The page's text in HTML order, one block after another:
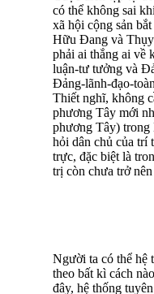
có thể không sai
xã hội cộng sản
Hữu Đang và Thụy
phải ai thắng ai về
luận-tư tưởng và
Đảng-lãnh-đạo-
Thiết nghĩ, không
phương Tây mới
phương Tây) trong
hỏi dân chủ của trí
trực, đặc biệt là
trị còn chưa trở
Người ta có thể hệ
theo bất kì cách
đây, hệ thống